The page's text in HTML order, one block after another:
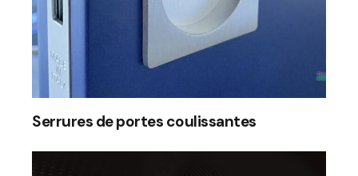
Serrures de portes coulissantes